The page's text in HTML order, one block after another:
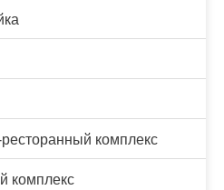
комплекс
комплекс